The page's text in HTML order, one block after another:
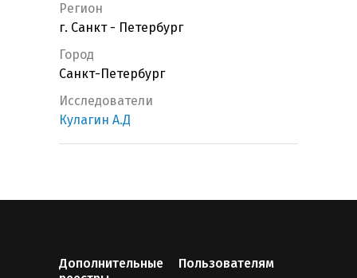
Регион
г. Санкт - Петербург
Город
Санкт-Петербург
Исследователи
Кулагин А.Д
Дополнительные
Пользователям